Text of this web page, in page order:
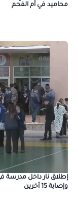
محاميد في أم الفحم
إطلاق نار داخل مدرسة
وإصابة 15 أخرين